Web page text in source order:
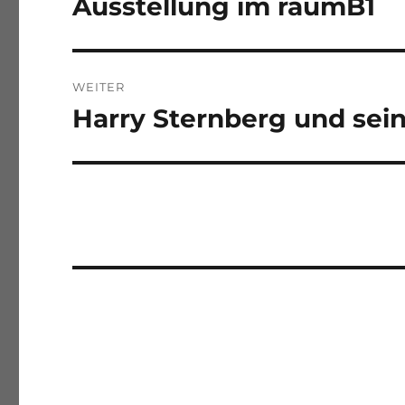
WEITER
Nächster
Harry Sternberg und